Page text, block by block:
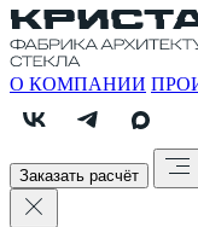
О КОМПАНИИ
Заказать расчёт